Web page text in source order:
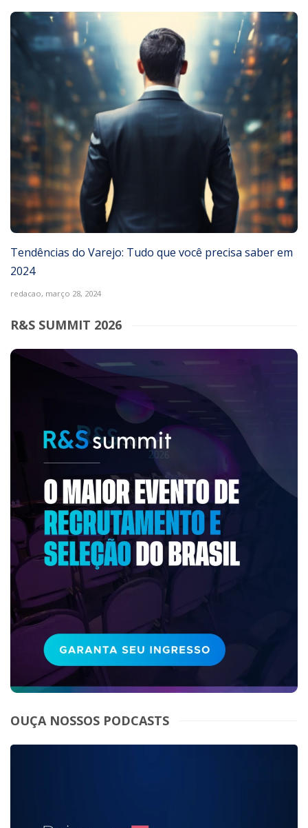
Tendências do Varejo: Tudo que você precisa saber em
2024
redacao, março 28, 2024
R&S SUMMIT 2026
OUÇA NOSSOS PODCASTS